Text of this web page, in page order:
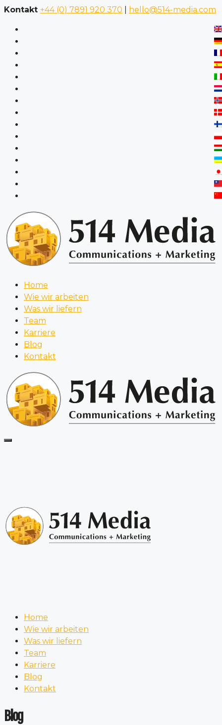
Kontakt +44 (0) 7891 920 370 hello@514-media.com
Home
Wie wir arbeiten
Was wir liefern
Team
Karriere
Blog
Kontakt
Home
Wie wir arbeiten
Was wir liefern
Team
Karriere
Blog
Kontakt
Blog